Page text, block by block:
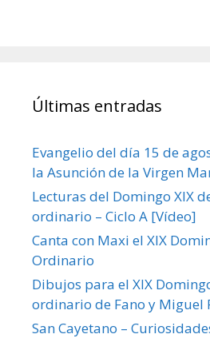
Últimas entradas
Evangelio del día 15 de
la Asunción de la Virgen
Lecturas del Domingo XIX
ordinario – Ciclo A [Vídeo]
Canta con Maxi el XIX
Ordinario
Dibujos para el XIX
ordinario de Fano y Miguel
San Cayetano –